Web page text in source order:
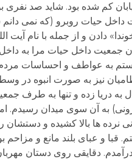
کم شده بود. شاید صد
داخل حیات روبرو (که نمی دانم
دادن و از جمله با نام آیت
جمعیت داخل حیات مرا به
به عواطف و احساسات
نیز به صورت انبوه در
به دریا زده و تنها به طرف
به آن سوی میدان رسیدم. اما
نرده ها بالا کشیده و
قبا و عبای بلند مانع و
دقایقی روی دستان